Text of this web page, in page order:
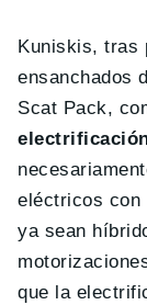
Kuniskis, tras
ensanchados
Scat Pack,
eléctricos con
ya sean
que la